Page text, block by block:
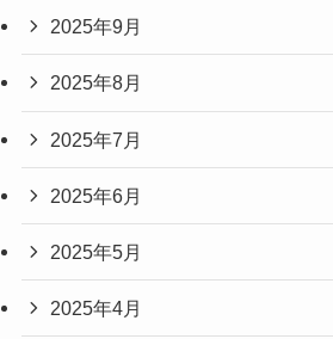
2025年9月
2025年8月
2025年7月
2025年6月
2025年5月
2025年4月